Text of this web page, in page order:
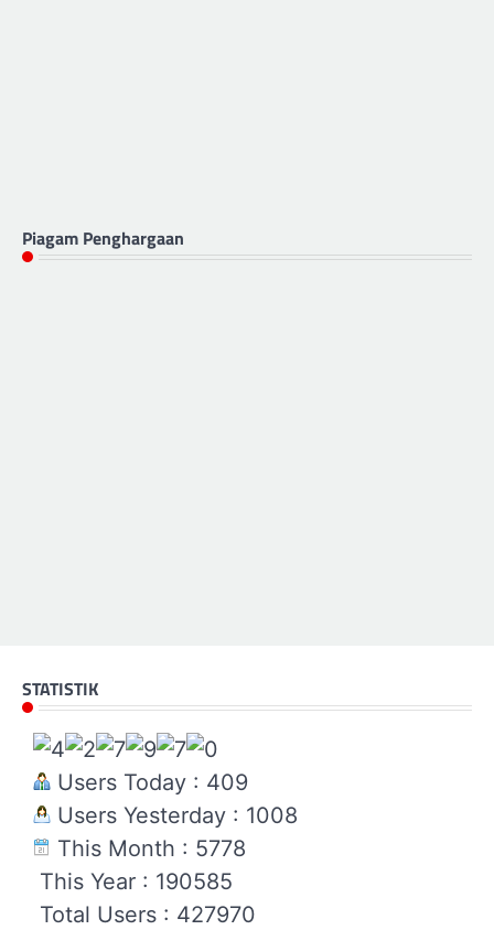
Piagam Penghargaan
STATISTIK
Users Today : 409
Users Yesterday : 1008
This Month : 5778
This Year : 190585
Total Users : 427970